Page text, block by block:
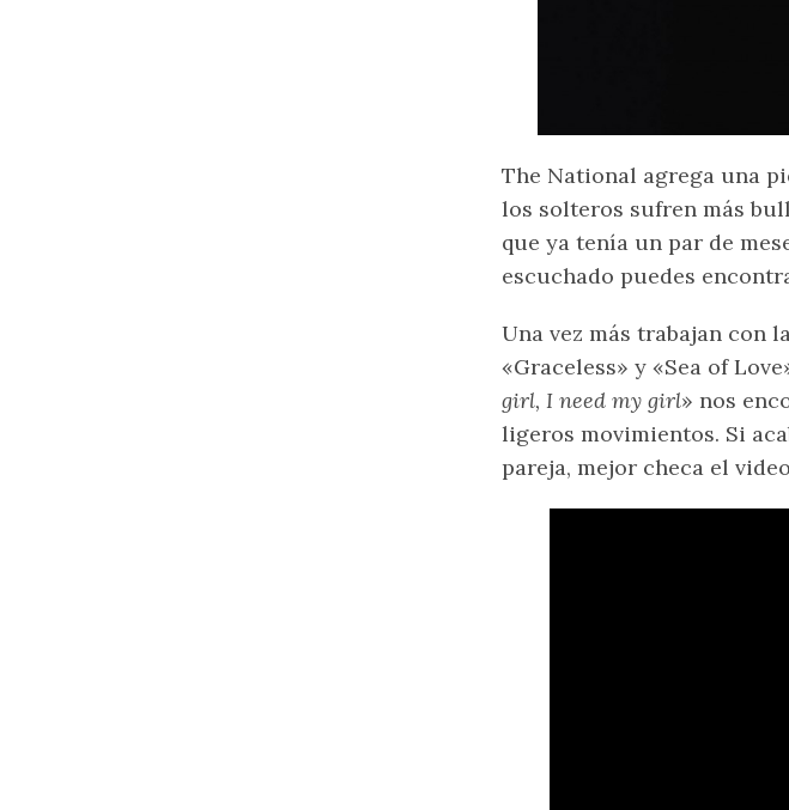
The National agrega una
los solteros sufren más
que ya tenía un par de
escuchado puedes
Una vez más trabajan con
«Graceless» y «Sea of
girl, I need my girl» nos
ligeros movimientos. Si
pareja, mejor checa el